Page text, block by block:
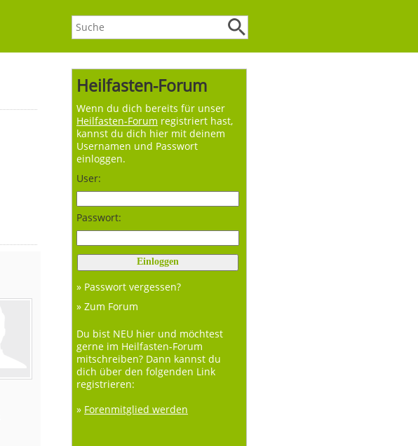
Heilfasten-Forum
Wenn du dich bereits für unser
Heilfasten-Forum registriert hast,
kannst du dich hier mit deinem
Usernamen und Passwort
einloggen.
User:
Passwort:
» Passwort vergessen?
» Zum Forum
Du bist NEU hier und möchtest
gerne im Heilfasten-Forum
mitschreiben? Dann kannst du
dich über den folgenden Link
registrieren:
» Forenmitglied werden